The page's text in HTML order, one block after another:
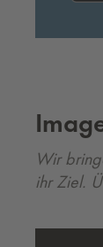
Wir
ihr Ziel.